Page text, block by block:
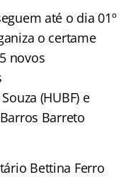
até o dia 01º
o certame
novos
(HUBF) e
Barreto
Bettina Ferro